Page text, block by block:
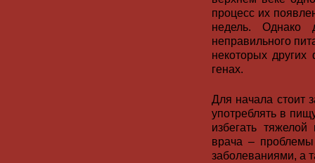
процесс их
недель. Однако
неправильного
некоторых
генах.
Для начала стоит
употреблять в
избегать
врача –
заболеваниями, а